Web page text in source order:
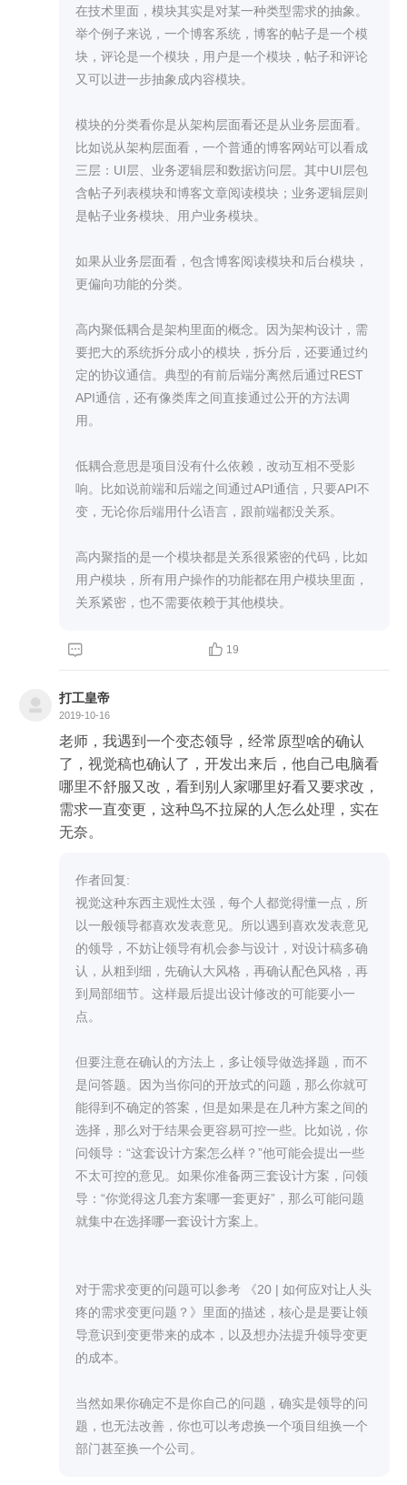
在技术里面，模块其实是对某一种类型需求的抽象。
举个例子来说，一个博客系统，博客的帖子是一个模
块，评论是一个模块，用户是一个模块，帖子和评论
又可以进一步抽象成内容模块。
模块的分类看你是从架构层面看还是从业务层面看。
比如说从架构层面看，一个普通的博客网站可以看成
三层：UI层、业务逻辑层和数据访问层。其中UI层包
含帖子列表模块和博客文章阅读模块；业务逻辑层则
是帖子业务模块、用户业务模块。
如果从业务层面看，包含博客阅读模块和后台模块，
更偏向功能的分类。
高内聚低耦合是架构里面的概念。因为架构设计，需
要把大的系统拆分成小的模块，拆分后，还要通过约
定的协议通信。典型的有前后端分离然后通过REST
API通信，还有像类库之间直接通过公开的方法调
用。
低耦合意思是项目没有什么依赖，改动互相不受影
响。比如说前端和后端之间通过API通信，只要API不
变，无论你后端用什么语言，跟前端都没关系。
高内聚指的是一个模块都是关系很紧密的代码，比如
用户模块，所有用户操作的功能都在用户模块里面，
关系紧密，也不需要依赖于其他模块。
  19
打工皇帝
2019-10-16
老师，我遇到一个变态领导，经常原型啥的确认
了，视觉稿也确认了，开发出来后，他自己电脑看
哪里不舒服又改，看到别人家哪里好看又要求改，
需求一直变更，这种鸟不拉屎的人怎么处理，实在
无奈。
作者回复:
视觉这种东西主观性太强，每个人都觉得懂一点，所
以一般领导都喜欢发表意见。所以遇到喜欢发表意见
的领导，不妨让领导有机会参与设计，对设计稿多确
认，从粗到细，先确认大风格，再确认配色风格，再
到局部细节。这样最后提出设计修改的可能要小一
点。
但要注意在确认的方法上，多让领导做选择题，而不
是问答题。因为当你问的开放式的问题，那么你就可
能得到不确定的答案，但是如果是在几种方案之间的
选择，那么对于结果会更容易可控一些。比如说，你
问领导：“这套设计方案怎么样？”他可能会提出一些
不太可控的意见。如果你准备两三套设计方案，问领
导：“你觉得这几套方案哪一套更好”，那么可能问题
就集中在选择哪一套设计方案上。
对于需求变更的问题可以参考 《20 | 如何应对让人头
疼的需求变更问题？》里面的描述，核心是是要让领
导意识到变更带来的成本，以及想办法提升领导变更
的成本。
当然如果你确定不是你自己的问题，确实是领导的问
题，也无法改善，你也可以考虑换一个项目组换一个
部门甚至换一个公司。